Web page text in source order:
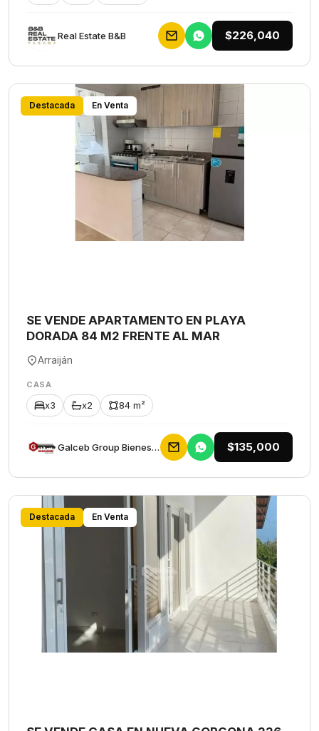
Rеаl Еstаtе В&В $226,040
Destacada En Venta
SE VENDE APARTAMENTO EN PLAYA
DORADA 84 M2 FRENTE AL MAR
Arraiján
CASA
x3 x2 84 m²
Galceb Group Bienes Raices $135,000
Destacada En Venta